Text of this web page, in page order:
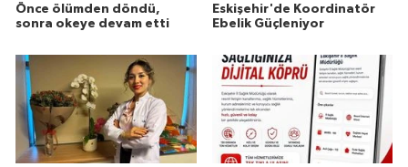
Önce ölümden döndü,
sonra okeye devam etti
Eskişehir'de Koordinatör
Ebelik Güçleniyor